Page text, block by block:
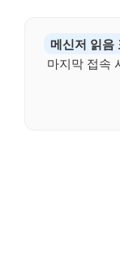
메신저 읽음
마지막 접속